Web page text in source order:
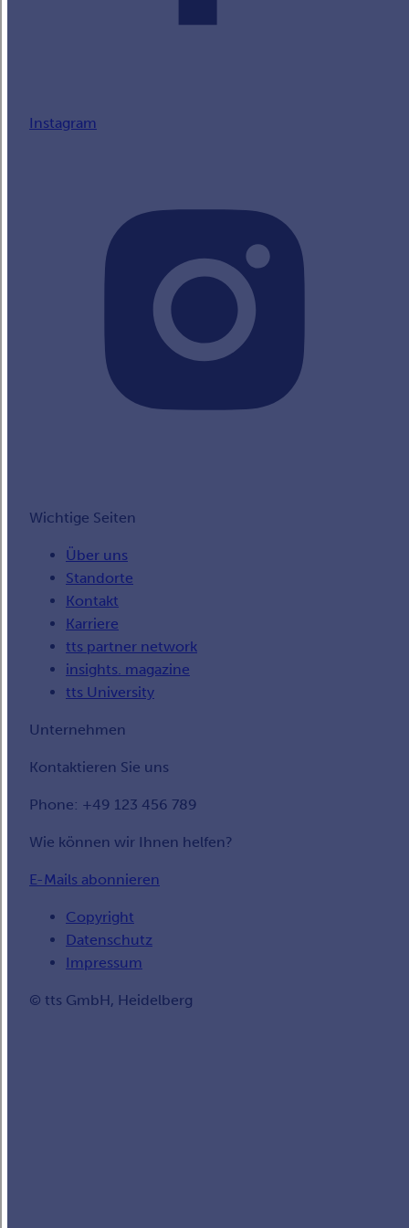
Instagram
Wichtige Seiten
Über uns
Standorte
Kontakt
Karriere
tts partner network
insights. magazine
tts University
Unternehmen
Kontaktieren Sie uns
Phone: +49 123 456 789
Wie können wir Ihnen helfen?
E-Mails abonnieren
Copyright
Datenschutz
Impressum
© tts GmbH, Heidelberg